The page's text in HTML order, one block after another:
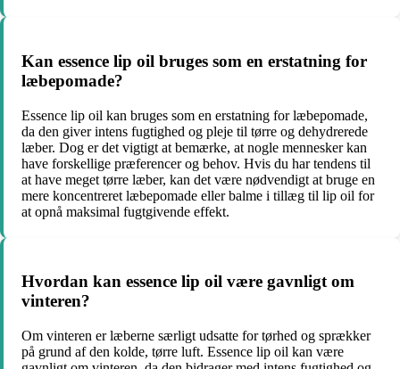
Kan essence lip oil bruges som en erstatning for
læbepomade?
Essence lip oil kan bruges som en erstatning for læbepomade,
da den giver intens fugtighed og pleje til tørre og dehydrerede
læber. Dog er det vigtigt at bemærke, at nogle mennesker kan
have forskellige præferencer og behov. Hvis du har tendens til
at have meget tørre læber, kan det være nødvendigt at bruge en
mere koncentreret læbepomade eller balme i tillæg til lip oil for
at opnå maksimal fugtgivende effekt.
Hvordan kan essence lip oil være gavnligt om
vinteren?
Om vinteren er læberne særligt udsatte for tørhed og sprækker
på grund af den kolde, tørre luft. Essence lip oil kan være